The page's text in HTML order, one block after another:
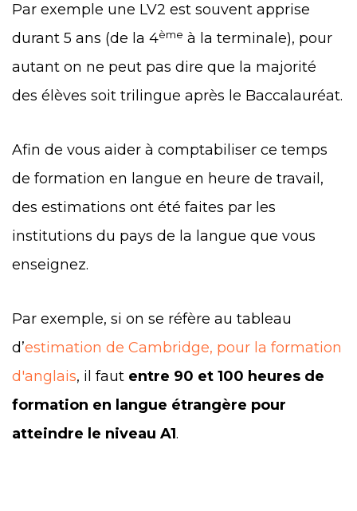
Par exemple une LV2 est souvent apprise
durant 5 ans (de la 4ème à la terminale), pour
autant on ne peut pas dire que la majorité
des élèves soit trilingue après le Baccalauréat.
Afin de vous aider à comptabiliser ce temps
de formation en langue en heure de travail,
des estimations ont été faites par les
institutions du pays de la langue que vous
enseignez.
Par exemple, si on se réfère au tableau
d’estimation de Cambridge, pour la formation
d'anglais, il faut entre 90 et 100 heures de
formation en langue étrangère pour
atteindre le niveau A1.